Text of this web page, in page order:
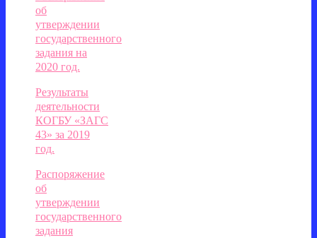
об
утверждении
государственного
задания на
2020 год.
Результаты
деятельности
КОГБУ «ЗАГС
43» за 2019
год.
Распоряжение
об
утверждении
государственного
задания